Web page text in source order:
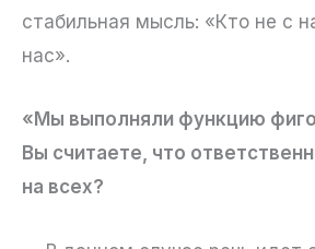
стабильная мысль: «Кто не с
нас».
«Мы выполняли функцию
Вы считаете, что
на всех?